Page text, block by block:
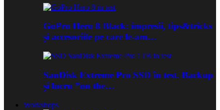
GoPro Hero 8 Black: impresii, tips&tricks
și accesoriile pe care le-am…
SanDisk Extreme Pro SSD în test. Backup
și lucru ”on the…
Workshops